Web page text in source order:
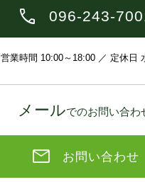
096-243-
営業時間 10:00～18:00 ／ 定休日
メールでのお問い合わ
お問い合わせ